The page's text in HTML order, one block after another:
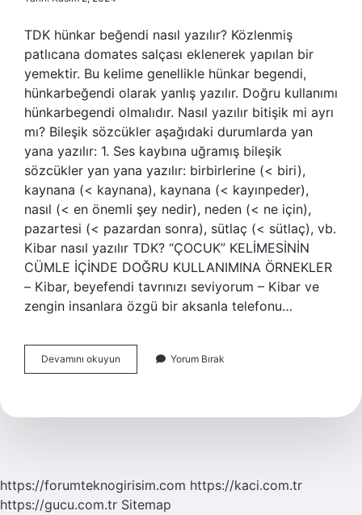
TDK hünkar beğendi nasıl yazılır? Közlenmiş
patlıcana domates salçası eklenerek yapılan bir
yemektir. Bu kelime genellikle hünkar begendi,
hünkarbeğendi olarak yanlış yazılır. Doğru kullanımı
hünkarbegendi olmalıdır. Nasıl yazılır bitişik mi ayrı
mı? Bileşik sözcükler aşağıdaki durumlarda yan
yana yazılır: 1. Ses kaybına uğramış bileşik
sözcükler yan yana yazılır: birbirlerine (< biri),
kaynana (< kaynana), kaynana (< kayınpeder),
nasıl (< en önemli şey nedir), neden (< ne için),
pazartesi (< pazardan sonra), sütlaç (< sütlaç), vb.
Kibar nasıl yazılır TDK? “ÇOCUK” ​​KELİMESİNİN
CÜMLE İÇİNDE DOĞRU KULLANIMINA ÖRNEKLER
– Kibar, beyefendi tavrınızı seviyorum – Kibar ve
zengin insanlara özgü bir aksanla telefonu…
Devamını okuyun Beğenmek
Nasıl
Yorum Bırak
https://forumteknogirisim.com https://kaci.com.tr
https://gucu.com.tr Sitemap